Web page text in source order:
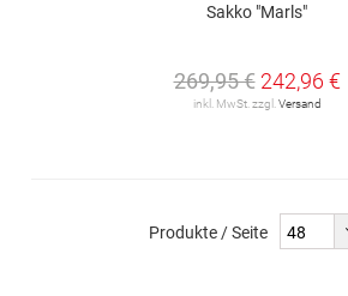
Sakko "Marls"
269,95 € 242,96 €
inkl. MwSt. zzgl. Versand
Produkte / Seite